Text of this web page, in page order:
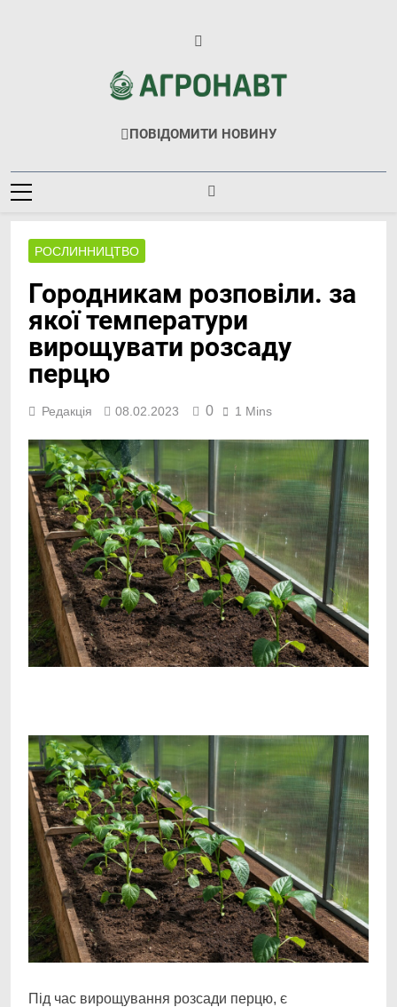
Агронавт
Новини Українського Агробізнесу
ПОВІДОМИТИ НОВИНУ
РОСЛИННИЦТВО
Городникам розповіли. за
якої температури
вирощувати розсаду
перцю
Редакція 08.02.2023 0 1 Mins
Link
Під час вирощування розсади перцю, є